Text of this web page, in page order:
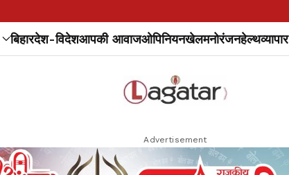
बिहारदेश-विदेशआपकी आवाजओपिनियनखेलमनोरंजनहेल्थव्यापार
Advertisement